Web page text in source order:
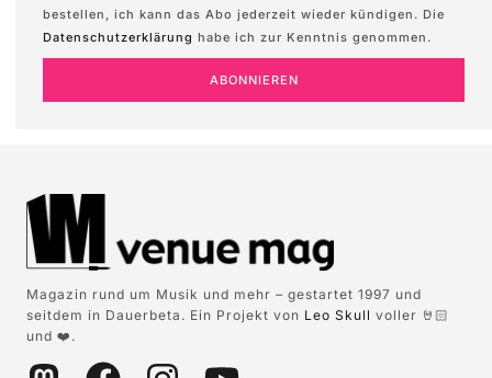
bestellen, ich kann das Abo jederzeit wieder kündigen. Die
Datenschutzerklärung habe ich zur Kenntnis genommen.
ABONNIEREN
Magazin rund um Musik und mehr – gestartet 1997 und
seitdem in Dauerbeta. Ein Projekt von Leo Skull voller 🤘🏻
und ❤️.